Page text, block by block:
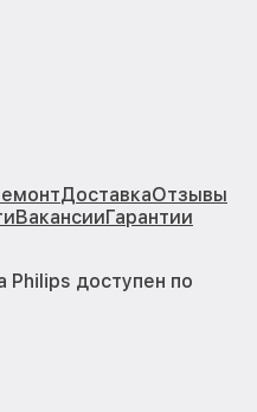
ДоставкаОтзывы
ВакансииГарантии
доступен по